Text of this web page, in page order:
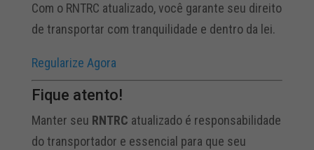
Com o RNTRC atualizado, você garante seu direito
de transportar com tranquilidade e dentro da lei.
Regularize Agora
Fique atento!
Manter seu RNTRC atualizado é responsabilidade
do transportador e essencial para que seu